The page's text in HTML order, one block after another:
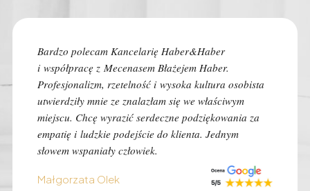
Bardzo polecam Kancelarię Haber&Haber
i współpracę z Mecenasem Błażejem Haber.
Profesjonalizm, rzetelność i wysoka kultura osobista
utwierdziły mnie ze znalazłam się we właściwym
miejscu. Chcę wyrazić serdeczne podziękowania za
empatię i ludzkie podejście do klienta. Jednym
słowem wspaniały człowiek.
Małgorzata Olek